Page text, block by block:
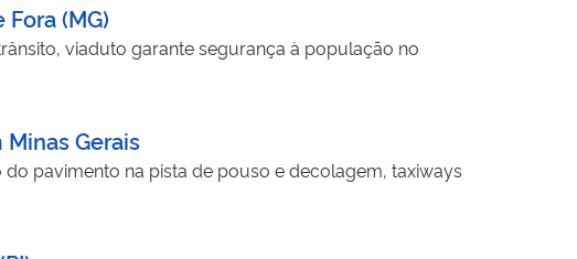
(MG)
viaduto garante segurança à população no
Gerais
pavimento na pista de pouso e decolagem, taxiways